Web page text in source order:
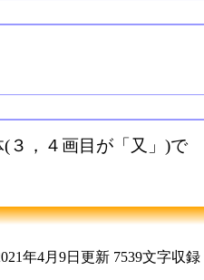
３，４画目が「又」)で
年4月9日更新 7539文字収録